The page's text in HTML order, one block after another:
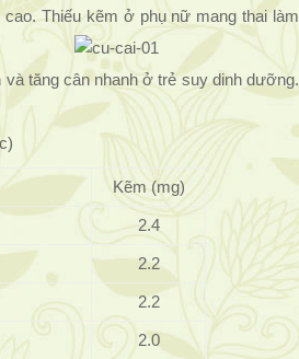
Thiếu kẽm ở phụ nữ mang thai làm
tăng cân nhanh ở trẻ suy dinh dưỡng.
Kẽm (mg)
2.4
2.2
2.2
2.0